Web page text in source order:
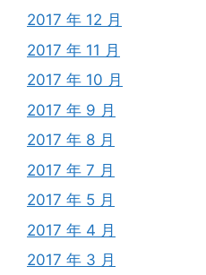
2017 年 12 月
2017 年 11 月
2017 年 10 月
2017 年 9 月
2017 年 8 月
2017 年 7 月
2017 年 5 月
2017 年 4 月
2017 年 3 月